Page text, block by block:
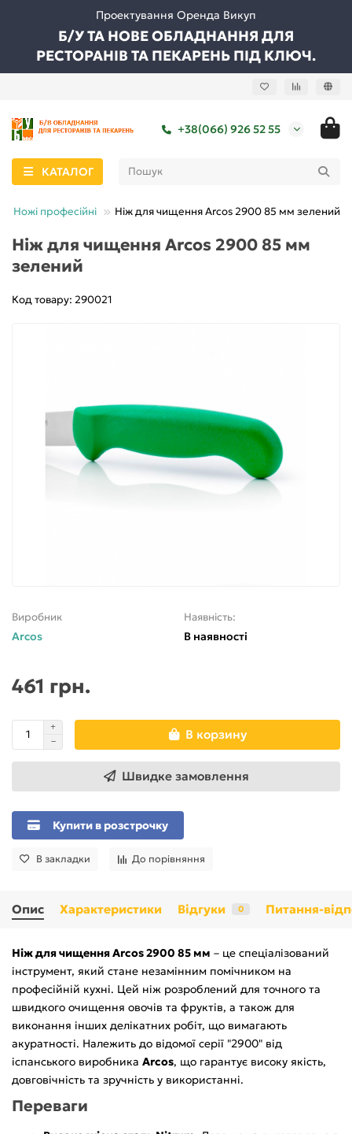
Проектування Оренда Викуп
Б/У ТА НОВЕ ОБЛАДНАННЯ ДЛЯ
РЕСТОРАНІВ ТА ПЕКАРЕНЬ ПІД КЛЮЧ.
+38(066) 926 52 55
КАТАЛОГ
Ножі професійні Ніж для чищення Arcos 2900 85 мм зелений
Ніж для чищення Arcos 2900 85 мм
зелений
Код товару: 290021
Виробник
Arcos
Наявність:
В наявності
461 грн.
В корзину
Швидке замовлення
Купити в розстрочку
В закладки До порівняння
Опис Характеристики Відгуки 0 Питання-
Ніж для чищення Arcos 2900 85 мм – це спеціалізований
інструмент, який стане незамінним помічником на
професійній кухні. Цей ніж розроблений для точного та
швидкого очищення овочів та фруктів, а також для
виконання інших делікатних робіт, що вимагають
акуратності. Належить до відомої серії "2900" від
іспанського виробника Arcos, що гарантує високу якість,
довговічність та зручність у використанні.
Переваги